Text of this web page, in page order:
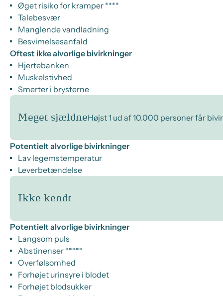
Øget risiko for kramper ****
Talebesvær
Manglende vandladning
Besvimelsesanfald
Oftest ikke alvorlige bivirkninger
Hjertebanken
Muskelstivhed
Smerter i brysterne
Meget sjældneHøjst 1 ud af 10.000 personer får
Potentielt alvorlige bivirkninger
Lav legemstemperatur
Leverbetændelse
Ikke kendt
Potentielt alvorlige bivirkninger
Langsom puls
Abstinenser *****
Overfølsomhed
Forhøjet urinsyre i blodet
Forhøjet blodsukker